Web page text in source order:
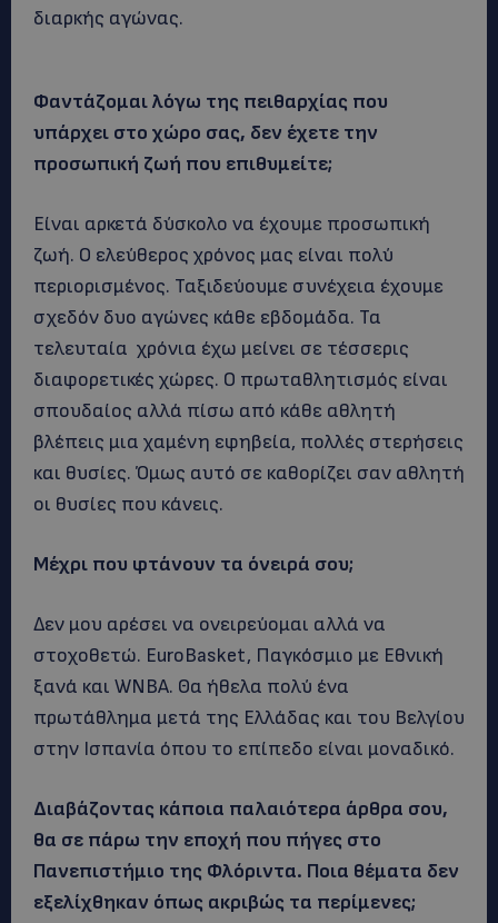
διαρκής αγώνας.
Φαντάζομαι λόγω της πειθαρχίας που
υπάρχει στο χώρο σας, δεν έχετε την
προσωπική ζωή που επιθυμείτε;
Είναι αρκετά δύσκολο να έχουμε προσωπική
ζωή. Ο ελεύθερος χρόνος μας είναι πολύ
περιορισμένος. Ταξιδεύουμε συνέχεια έχουμε
σχεδόν δυο αγώνες κάθε εβδομάδα. Τα
τελευταία χρόνια έχω μείνει σε τέσσερις
διαφορετικές χώρες. Ο πρωταθλητισμός είναι
σπουδαίος αλλά πίσω από κάθε αθλητή
βλέπεις μια χαμένη εφηβεία, πολλές στερήσεις
και θυσίες. Όμως αυτό σε καθορίζει σαν αθλητή
οι θυσίες που κάνεις.
Μέχρι που φτάνουν τα όνειρά σου;
Δεν μου αρέσει να ονειρεύομαι αλλά να
στοχοθετώ. EuroBasket, Παγκόσμιο με Εθνική
ξανά και WNBA. Θα ήθελα πολύ ένα
πρωτάθλημα μετά της Ελλάδας και του Βελγίου
στην Ισπανία όπου το επίπεδο είναι μοναδικό.
Διαβάζοντας κάποια παλαιότερα άρθρα σου,
θα σε πάρω την εποχή που πήγες στο
Πανεπιστήμιο της Φλόριντα. Ποια θέματα δεν
εξελίχθηκαν όπως ακριβώς τα περίμενες;